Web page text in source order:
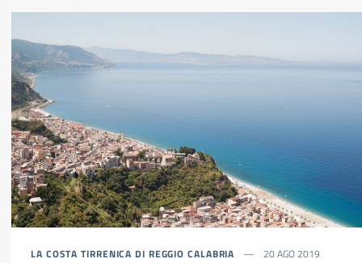
LA COSTA TIRRENICA DI REGGIO CALABRIA 20 AGO 2019